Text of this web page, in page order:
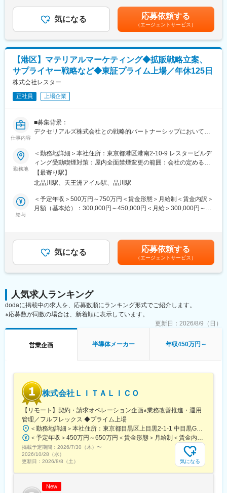
し、技術革新で日本の社会と文化を支えてきました。昨今、私達
の取り巻く環境は、情報通信技術の発達をはじめ、よりスピード
を上げて変化を続け、人口増加や情報通信技術の発達、資源・エ
ネルギー問題やや気候変動、環境問題など、様々な課題が顕在
化、複雑化しています。
当社はこのような変化に対応し、社会の発展に貢献するため「社
会インフラ」「エネルギー」「電子デバイス」「デジタルソリュ
ーション」を注力事業領域として、世界規模での競争に勝ち抜け
る事業構造への変革に取り組んでいます。
変更の範囲：会社の定める業務
・エンタープライズサービスの実行に伴う、各データの精査と入
・オペレーションに伴うドキュメントの管理
・承認プロセス等における国内海外各部門との協業
■当社の特徴：
当社は、飲料水などの環境分析分野、食品偽装や残留農薬などの
食品分析分野、危険ドラッグなどの法医学など、多岐にわたる化
学分析の分野はもちろん、製薬・バイオテクノロジーなどのライ
フサイエンス分野にも強みを持っています。
■当社の魅力：
・当社はアメリカ発の世界最大級の分析機器メーカーです。約
を誇り、NY証券取引所に上場、S&P500構成銘柄にも選ばれてい
ます。
・当社は様々な業界の主要6分野、食品、環境・法医学、製薬、診
断、化学・エネルギー、研究に事業ポートフォリオを張ってお
変更の範囲：会社の定める業務
る可能性があります。月給(月額)は固定手当を含めた表記です。
気になる 応募依頼する
（エージェントサービス）
【港区】マテリアルマーケティング◆拡販戦略立案、
サプライヤー戦略など◆東証プライム上場／年休125日
株式会社レスター
正社員 上場企業
仕事内容
■募集背景：
デクセリアルズ株式会社との戦略的パートナーシップにおいて、
ております。
組織強化のためプロジェクトを担っていただく即戦力人財の募集
を行います。
■配属部署のミッション：
サプライヤーサイドでのビジネスの拡大とそれに付随する一切の
業務を行う部署となります。社内営業部隊と横断的にかかわり、
■入社後にお任せする業務内容：
デクセリアルズ株式会社の商材拡販に従事していただきます。
営業本部、海外販社、パートナーと協力し既存顧客のさらなる拡
ケミカル材料、電子部品材料、光半導体など
■担当業務の魅力：
当社は、1兆円企業の実現を目指し、M＆Aや事業投資などコーポ
のグループ会社におけるグループ全体の豊富な経験を積むこと
業界のプロフェッショナルとしてキャリアアップが可能です。ま
ます。
■キャリアステップイメージ：
【入社直後】
ケミカル材料、電子デバイス材料、光半導体等の拡販とマーケテ
ィングによる機会創出
【数年後に期待する事】
マーケットインからの販売戦略およびサプライヤーとの拡販戦略
立案
・残業時間：月平均20時間程度
勤務地
＜勤務地詳細＞本社住所：東京都港区港南2-10-9 レスタービルデ
ィング受動喫煙対策：屋内全面禁煙変更の範囲：会社の定める事
業所
【最寄り駅】
北品川駅、天王洲アイル駅、品川駅
給与
＜予定年収＞500万円～750万円＜賃金形態＞月給制＜賃金内訳＞
月額（基本給）：300,000円～450,000円＜月給＞300,000円～
気になる 応募依頼する
（エージェントサービス）
人気求人ランキング
dodaに掲載中の求人を、応募数順にランキング形式でご紹介します。
※応募数が同数の場合は、新着順に表示しています。
更新日： 2026/8/9（日）
営業企画 半導体メーカー 年収450万円～
株式会社ＬＩＴＡＬＩＣＯ
【リモート】契約・請求オペレーション企画※業務改善推進・運用
管理／フルフレックス ◆プライム上場
＜勤務地詳細＞本社住所：東京都目黒区上目黒2-1-1 中目黒GTタワー15F、16F、20F勤務地最寄駅：東京メトロ日比谷線・東急東横線／中目黒駅受動喫煙対策：屋内全面禁煙変更の範囲：会社の定める事業所（リモートワーク含む）
＜予定年収＞450万円～650万円＜賃金形態＞月給制＜賃金内訳＞月額（基本給）：232,400円～353,000円その他固定手当/月：49,800円～54,800円固定残業手当/月：43,700円～63,100円（固定残業時間20時間0分/月）超過した時間外労働の残業手当は追加支給＜月給＞325,900円～470,900円（一律手当を含む）＜昇給有無＞有＜残業手当＞有＜給与補足＞■その他固定手当：ライフプラン手当■賞与：年2回（5月・11月）■評価・昇給：半期毎に実施※想定年収に含まれる賞与額は5段階評価中評価3（590,000円～850,000円）の場合を基準とする※給与詳細は経験・スキル等を考慮の上、決定する賃金はあくまでも目安の金額であり、選考を通じて上下する可能性があります。月給(月額)は固定手当を含めた表記です。
掲載予定期間： 2026/7/30（木） 〜
2026/10/28（水）
更新日： 2026/8/8（土） 気になる
New